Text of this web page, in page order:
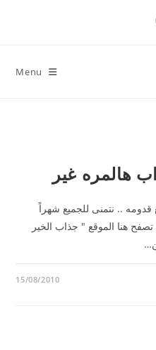
Menu
هالمره غير
.. نتمنى للجميع شهراً
هنا الموقع " جذاب الخير
15/08/2010